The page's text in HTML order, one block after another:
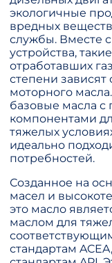
экологичные
вредных
службы. Вместе
устройства,
отработавших
степени зависят
моторного
базовые масла
компонентами
тяжелых
идеально
потребностей.
Созданное на
масел и
это масло
маслом для
стандартам